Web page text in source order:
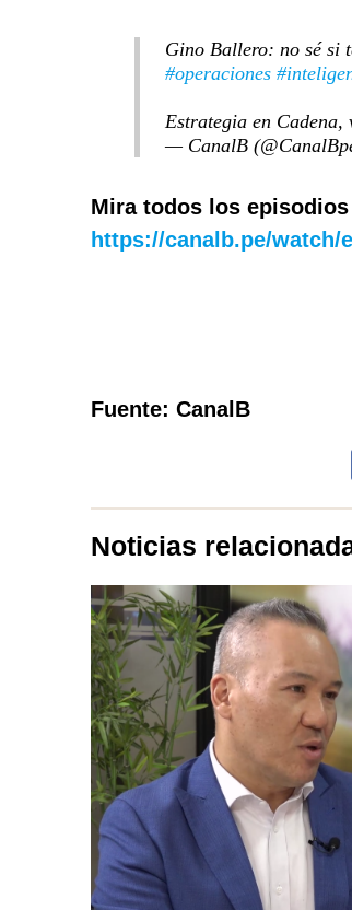
Gino Ballero: no sé si
#operaciones
Estrategia en
— CanalB
Mira todos los
https://canalb.pe/watch/
Fuente: CanalB
Noticias